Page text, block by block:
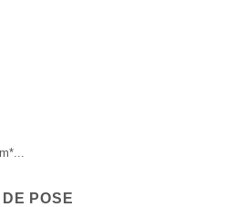
POSE